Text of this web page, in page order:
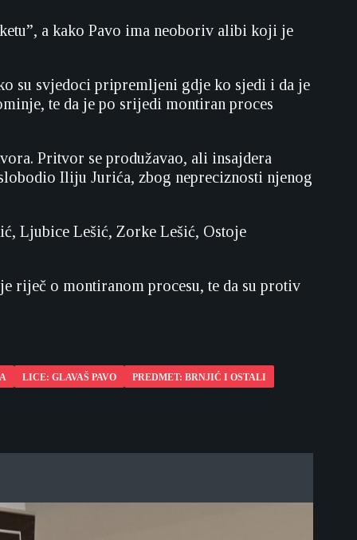
a kako Pavo ima neoboriv alibi koji je
su svjedoci pripremljeni gdje ko sjedi i da je
te da je po srijedi montiran proces
Pritvor se produžavao, ali insajdera
Iliju Jurića, zbog nepreciznosti njenog
Ljubice Lešić, Zorke Lešić, Ostoje
riječ o montiranom procesu, te da su protiv
LICE: GLAVAŠ PAVO PREDMET: BRNJIĆ I OSTALI